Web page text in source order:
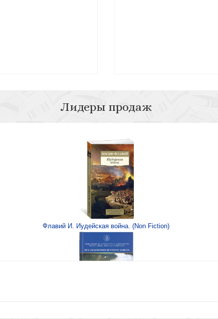
Лидеры продаж
Флавий И. Иудейская война. (Non Fiction)
Книга Иисуса Навина